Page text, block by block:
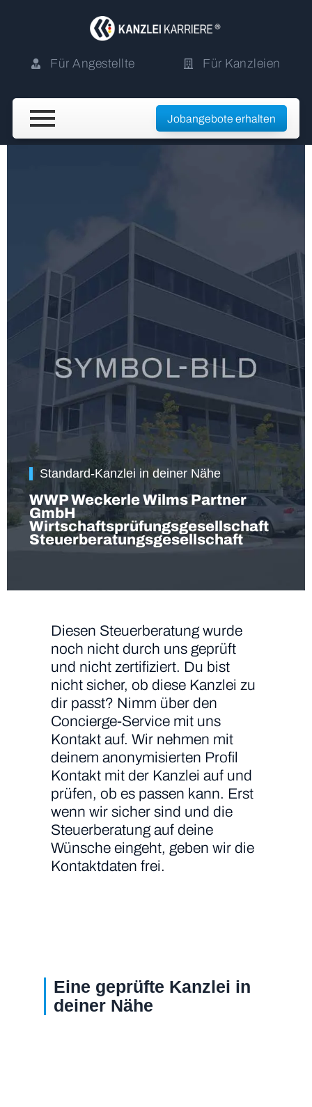
Für Angestellte Für Kanzleien
Jobangebote erhalten
Standard-Kanzlei in deiner Nähe
WWP Weckerle Wilms Partner
GmbH
Wirtschaftsprüfungsgesellschaft
Steuerberatungsgesellschaft
Diesen Steuerberatung wurde
noch nicht durch uns geprüft
und nicht zertifiziert. Du bist
nicht sicher, ob diese Kanzlei zu
dir passt? Nimm über den
Concierge-Service mit uns
Kontakt auf. Wir nehmen mit
deinem anonymisierten Profil
Kontakt mit der Kanzlei auf und
prüfen, ob es passen kann. Erst
wenn wir sicher sind und die
Steuerberatung auf deine
Wünsche eingeht, geben wir die
Kontaktdaten frei.
Eine geprüfte Kanzlei in
deiner Nähe